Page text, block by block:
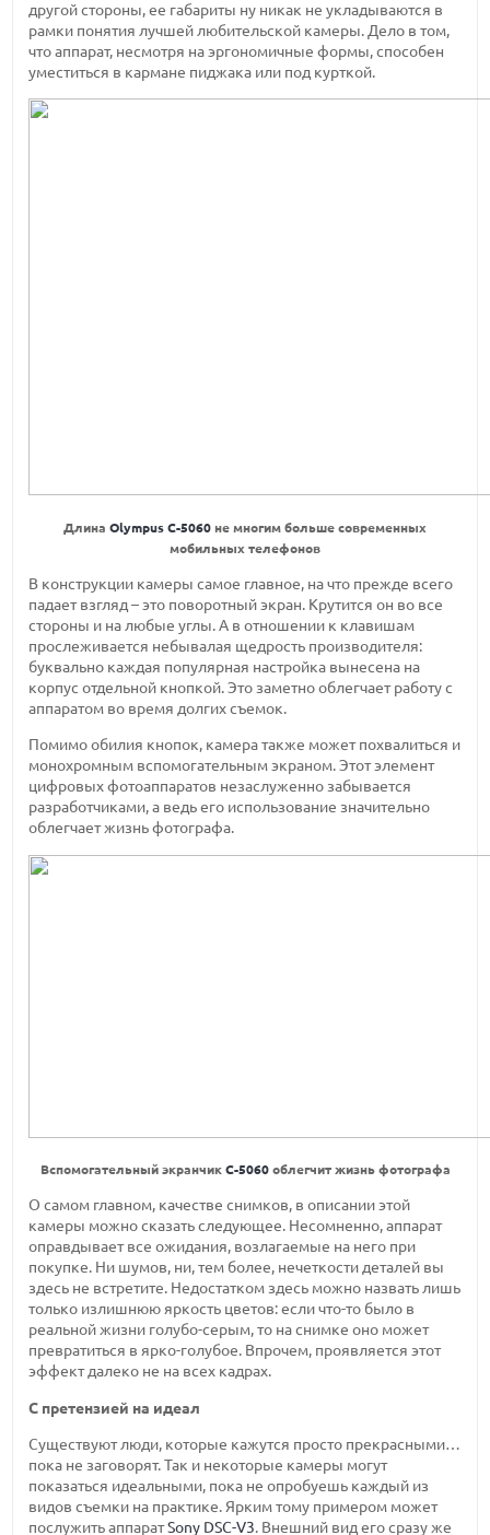
другой стороны, ее габариты ну никак не укладываются в
рамки понятия лучшей любительской камеры. Дело в том,
что аппарат, несмотря на эргономичные формы, способен
уместиться в кармане пиджака или под курткой.
Длина Olympus C-5060 не многим больше современных
мобильных телефонов
В конструкции камеры самое главное, на что прежде всего
падает взгляд – это поворотный экран. Крутится он во все
стороны и на любые углы. А в отношении к клавишам
прослеживается небывалая щедрость производителя:
буквально каждая популярная настройка вынесена на
корпус отдельной кнопкой. Это заметно облегчает работу с
аппаратом во время долгих съемок.
Помимо обилия кнопок, камера также может похвалиться и
монохромным вспомогательным экраном. Этот элемент
цифровых фотоаппаратов незаслуженно забывается
разработчиками, а ведь его использование значительно
облегчает жизнь фотографа.
Вспомогательный экранчик C-5060облегчит жизнь фотографа
О самом главном, качестве снимков, в описании этой
камеры можно сказать следующее. Несомненно, аппарат
оправдывает все ожидания, возлагаемые на него при
покупке. Ни шумов, ни, тем более, нечеткости деталей вы
здесь не встретите. Недостатком здесь можно назвать лишь
только излишнюю яркость цветов: если что-то было в
реальной жизни голубо-серым, то на снимке оно может
превратиться в ярко-голубое. Впрочем, проявляется этот
эффект далеко не на всех кадрах.
С претензией на идеал
Существуют люди, которые кажутся просто прекрасными…
пока не заговорят. Так и некоторые камеры могут
показаться идеальными, пока не опробуешь каждый из
видов съемки на практике. Ярким тому примером может
послужить аппаратSony DSC-V3. Внешний вид его сразу же